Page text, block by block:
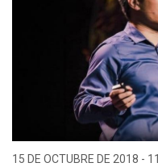
15 DE OCTUBRE DE 2018 -